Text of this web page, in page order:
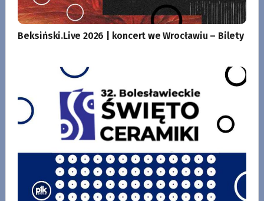
Beksiński.Live 2026 | koncert we Wrocławiu – Bilety